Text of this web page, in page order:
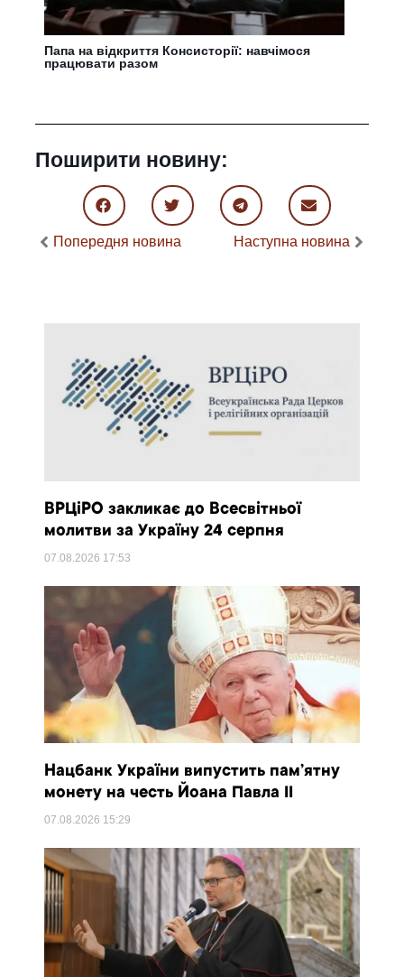
Папа на відкриття Консисторії: навчімося
працювати разом
Поширити новину:
Попередня новина Наступна новина
ВРЦіРО закликає до Всесвітньої
молитви за Україну 24 серпня
07.08.2026 17:53
Нацбанк України випустить пам’ятну
монету на честь Йоана Павла II
07.08.2026 15:29